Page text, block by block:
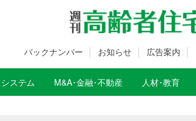
バックナンバー お知らせ 広告案内
ステム M&A･金融･不動産 人材･教育